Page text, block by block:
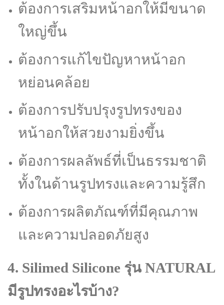
ต้องการเสริมหน้าอกให้มีขนาด
ใหญ่ขึ้น
ต้องการแก้ไขปัญหาหน้าอก
หย่อนคล้อย
ต้องการปรับปรุงรูปทรงของ
หน้าอกให้สวยงามยิ่งขึ้น
ต้องการผลลัพธ์ที่เป็นธรรมชาติ
ทั้งในด้านรูปทรงและความรู้สึก
ต้องการผลิตภัณฑ์ที่มีคุณภาพ
และความปลอดภัยสูง
4. Silimed Silicone รุ่น NATURAL
มีรูปทรงอะไรบ้าง?